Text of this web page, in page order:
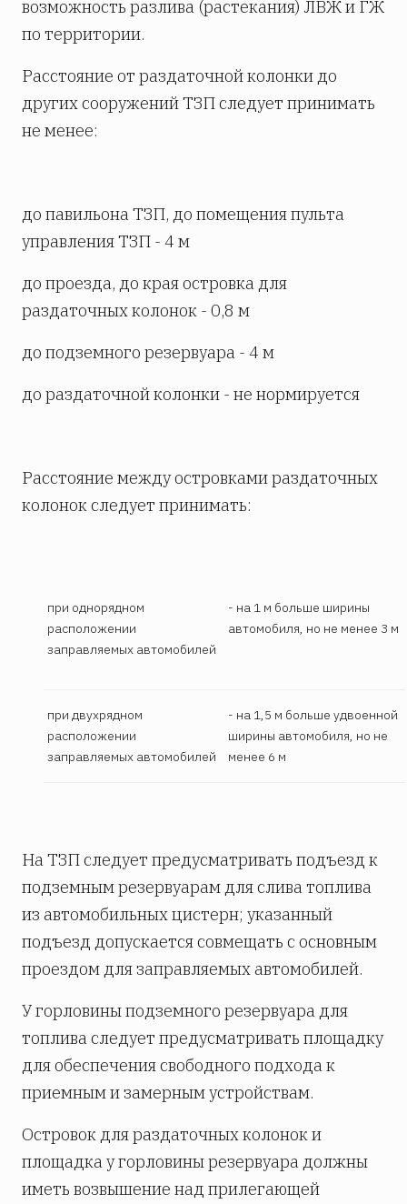
возможность разлива (растекания) ЛВЖ и ГЖ
по территории.
Расстояние от раздаточной колонки до
других сооружений ТЗП следует принимать
не менее:
до павильона ТЗП, до помещения пульта
управления ТЗП - 4 м
до проезда, до края островка для
раздаточных колонок - 0,8 м
до подземного резервуара - 4 м
до раздаточной колонки - не нормируется
Расстояние между островками раздаточных
колонок следует принимать:
при однорядном
расположении
заправляемых автомобилей
- на 1 м больше ширины
автомобиля, но не менее 3 м
при двухрядном
расположении
заправляемых автомобилей
- на 1,5 м больше удвоенной
ширины автомобиля, но не
менее 6 м
На ТЗП следует предусматривать подъезд к
подземным резервуарам для слива топлива
из автомобильных цистерн; указанный
подъезд допускается совмещать с основным
проездом для заправляемых автомобилей.
У горловины подземного резервуара для
топлива следует предусматривать площадку
для обеспечения свободного подхода к
приемным и замерным устройствам.
Островок для раздаточных колонок и
площадка у горловины резервуара должны
иметь возвышение над прилегающей